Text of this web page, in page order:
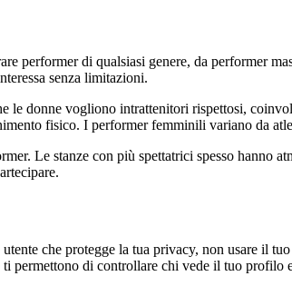
performer di qualsiasi genere, da performer
senza limitazioni.
donne vogliono intrattenitori rispettosi,
fisico. I performer femminili variano da
Le stanze con più spettatrici spesso hanno
che protegge la tua privacy, non usare il
permettono di controllare chi vede il tuo